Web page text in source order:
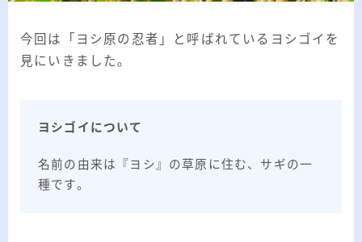
2026年～
カテゴリー
今回は「ヨシ原の忍者」と呼ばれているヨシゴイを
見にいきました。
ヨシゴイについて
名前の由来は『ヨシ』の草原に住む、サギの一
種です。